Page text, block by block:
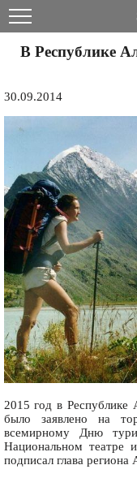
В Республике
30.09.2014
2015 год в
было заявлено на
всемирному Дню
Национальном театре
подписал глава региона